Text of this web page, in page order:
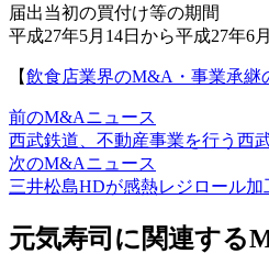
届出当初の買付け等の期間
平成27年5月14日から平成27年6
【飲食店業界のM&A・事業承継
前のM&Aニュース
西武鉄道、不動産事業を行う西
次のM&Aニュース
三井松島HDが感熱レジロール
元気寿司に関連する